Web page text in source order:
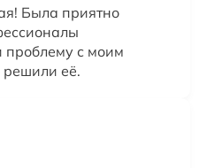
Была приятно
проблему с моим
решили её.